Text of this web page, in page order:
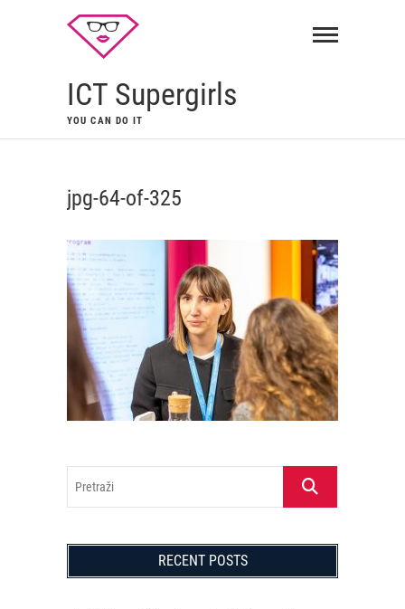
ICT Supergirls
YOU CAN DO IT
jpg-64-of-325
Pretraži
RECENT POSTS